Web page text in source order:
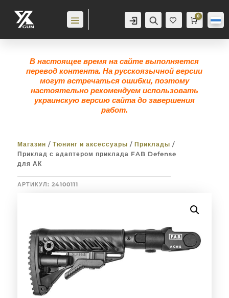
Аккаунт Поиск
Же
лан
Корзина
0
0,0грн
В настоящее время на сайте выполняется
перевод контента. На русскоязычной версии
могут встречаться ошибки, поэтому
настоятельно рекомендуем использовать
украинскую версию сайта до завершения
работ.
Магазин / Тюнинг и аксессуары / Приклады /
Приклад с адаптером приклада FAB Defense
для АК
АРТИКУЛ: 24100111